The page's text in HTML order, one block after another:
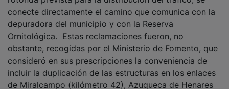
conecte directamente el camino que comunica con la
depuradora del municipio y con la Reserva
Ornitológica. Estas reclamaciones fueron, no
obstante, recogidas por el Ministerio de Fomento, que
consideró en sus prescripciones la conveniencia de
incluir la duplicación de las estructuras en los enlaces
de Miralcampo (kilómetro 42), Azuqueca de Henares